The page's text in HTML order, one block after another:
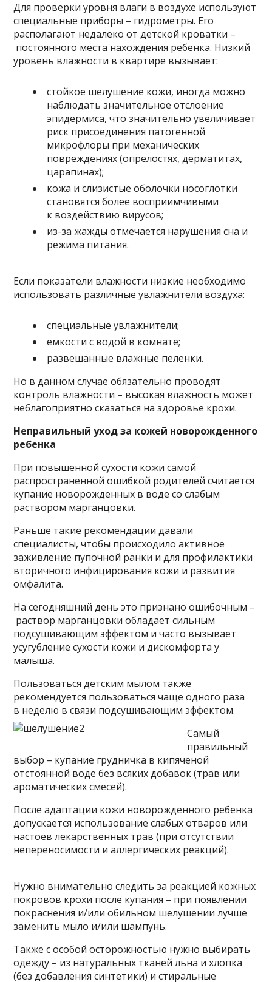
Для проверки уровня влаги в воздухе используют
специальные приборы – гидрометры. Его
располагают недалеко от детской кроватки –
постоянного места нахождения ребенка. Низкий
уровень влажности в квартире вызывает:
стойкое шелушение кожи, иногда можно
наблюдать значительное отслоение
эпидермиса, что значительно увеличивает
риск присоединения патогенной
микрофлоры при механических
повреждениях (опрелостях, дерматитах,
царапинах);
кожа и слизистые оболочки носоглотки
становятся более восприимчивыми
к воздействию вирусов;
из-за жажды отмечается нарушения сна и
режима питания.
Если показатели влажности низкие необходимо
использовать различные увлажнители воздуха:
специальные увлажнители;
емкости с водой в комнате;
развешанные влажные пеленки.
Но в данном случае обязательно проводят
контроль влажности – высокая влажность может
неблагоприятно сказаться на здоровье крохи.
Неправильный уход за кожей новорожденного
ребенка
При повышенной сухости кожи самой
распространенной ошибкой родителей считается
купание новорожденных в воде со слабым
раствором марганцовки.
Раньше такие рекомендации давали
специалисты, чтобы происходило активное
заживление пупочной ранки и для профилактики
вторичного инфицирования кожи и развития
омфалита.
На сегодняшний день это признано ошибочным –
раствор марганцовки обладает сильным
подсушивающим эффектом и часто вызывает
усугубление сухости кожи и дискомфорта у
малыша.
Пользоваться детским мылом также
рекомендуется пользоваться чаще одного раза
в неделю в связи подсушивающим эффектом.
Самый
правильный
выбор – купание грудничка в кипяченой
отстоянной воде без всяких добавок (трав или
ароматических смесей).
После адаптации кожи новорожденного ребенка
допускается использование слабых отваров или
настоев лекарственных трав (при отсутствии
непереносимости и аллергических реакций).
Нужно внимательно следить за реакцией кожных
покровов крохи после купания – при появлении
покраснения и/или обильном шелушении лучше
заменить мыло и/или шампунь.
Также с особой осторожностью нужно выбирать
одежду – из натуральных тканей льна и хлопка
(без добавления синтетики) и стиральные